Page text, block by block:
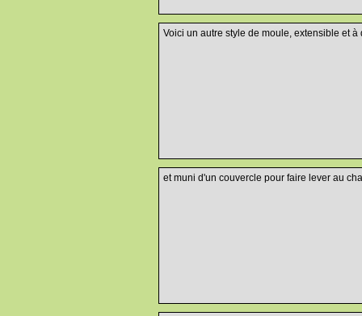
Voici un autre style de moule, extensible et à
et muni d'un couvercle pour faire lever au